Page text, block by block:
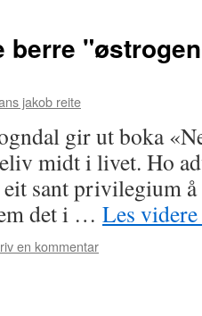
berre
jakob reite
gir ut boka
midt i livet. Ho
sant privilegium
det i … Les videre
en kommentar